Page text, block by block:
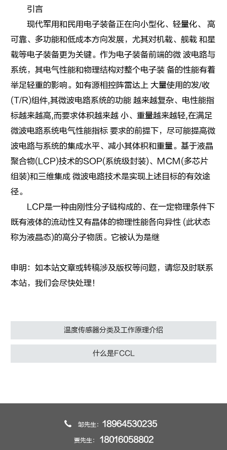
引言
现代军用和民用电子装备正在向小型化、轻量化、 高
可靠、多功能和低成本方向发展，尤其对机载、舰载 和星
载等电子装备更为关键。作为电子装备前端的微 波电路与
系统，其电气性能和物理结构对整个电子装 备的性能有着
举足轻重的影响。如有源相控阵雷达上 大量使用的发/收
(T/R)组件,其微波电路系统的功能 越来越复杂、电性能指
标越来越高,而要求体积越来越 小、重量越来越轻,在满足
微波电路系统电气性能指标 要求的前提下，尽可能提高微
波电路与系统的集成水平、减小其体积和重量。基于液晶
聚合物(LCP)技术的SOP(系统级封装)、MCM(多芯片
组装)和三维集成 微波电路技术是实现上述目标的有效途
径。
LCP是一种由刚性分子链构成的、在一定物理条件下
既有液体的流动性又有晶体的物理性能各向异性 (此状态
称为液晶态)的高分子物质。它被认为是继
申明：如本站文章或转稿涉及版权等问题，请您及时联系
本站，我们会尽快处理！
温度传感器分类及工作原理介绍
什么是FCCL
邹先生： 18964530235
贾先生： 18016058802